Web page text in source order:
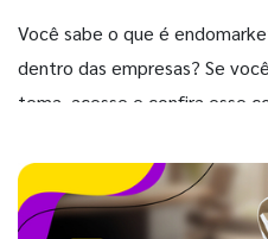
Você sabe o que é
dentro das empresas? Se
tema, acesse e confira esse